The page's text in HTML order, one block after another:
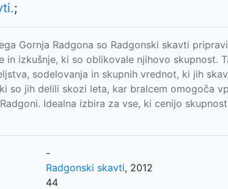
;
Gornja Radgona so Radgonski skavti
in izkušnje, ki so oblikovale njihovo skupnost.
sodelovanja in skupnih vrednot, ki jih
so jih delili skozi leta, kar bralcem omogoča
Idealna izbira za vse, ki cenijo
-
Radgonski skavti, 2012
44